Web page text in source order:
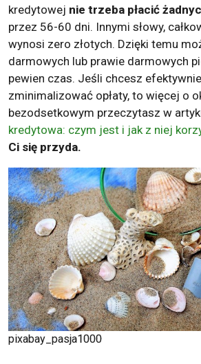
kredytowej nie trzeba płacić
przez 56-60 dni. Innymi słowy,
wynosi zero złotych. Dzięki temu
darmowych lub prawie darmowych
pewien czas. Jeśli chcesz
zminimalizować opłaty, to więcej o
bezodsetkowym przeczytasz w
kredytowa: czym jest i jak z niej
Ci się przyda.
pixabay_pasja1000